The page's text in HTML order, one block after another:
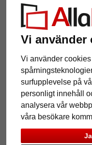
Vi använder
Vi använder
surfupplevelse på
personligt innehåll
analysera vår
våra besökare
Tillbaka